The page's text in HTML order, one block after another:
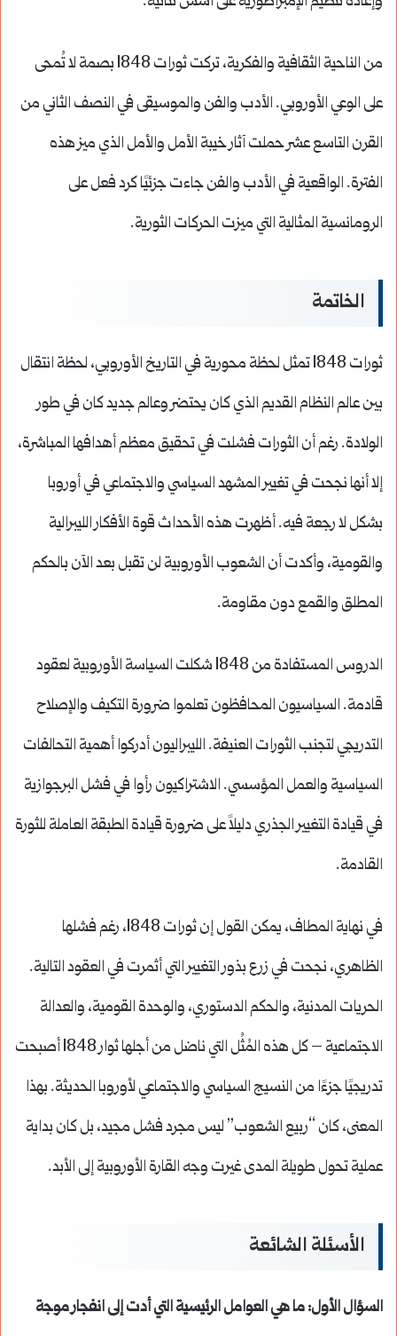
من الناحية الثقافية والفكرية، تركت ثورات 1848 بصمة لا تُمحى
على الوعي الأوروبي. الأدب والفن والموسيقى في النصف الثاني من
القرن التاسع عشر حملت آثار خيبة الأمل والأمل الذي ميز هذه
الفترة. الواقعية في الأدب والفن جاءت جزئيًا كرد فعل على
الرومانسية المثالية التي ميزت الحركات الثورية.
الخاتمة
ثورات 1848 تمثل لحظة محورية في التاريخ الأوروبي، لحظة انتقال
بين عالم النظام القديم الذي كان يحتضر وعالم جديد كان في طور
الولادة. رغم أن الثورات فشلت في تحقيق معظم أهدافها المباشرة،
إلا أنها نجحت في تغيير المشهد السياسي والاجتماعي في أوروبا
بشكل لا رجعة فيه. أظهرت هذه الأحداث قوة الأفكار الليبرالية
والقومية، وأكدت أن الشعوب الأوروبية لن تقبل بعد الآن بالحكم
المطلق والقمع دون مقاومة.
الدروس المستفادة من 1848 شكلت السياسة الأوروبية لعقود
قادمة. السياسيون المحافظون تعلموا ضرورة التكيف والإصلاح
التدريجي لتجنب الثورات العنيفة. الليبراليون أدركوا أهمية التحالفات
السياسية والعمل المؤسسي. الاشتراكيون رأوا في فشل البرجوازية
في قيادة التغيير الجذري دليلاً على ضرورة قيادة الطبقة العاملة للثورة
القادمة.
في نهاية المطاف، يمكن القول إن ثورات 1848، رغم فشلها
الظاهري، نجحت في زرع بذور التغيير التي أثمرت في العقود التالية.
الحريات المدنية، والحكم الدستوري، والوحدة القومية، والعدالة
الاجتماعية – كل هذه المُثُل التي ناضل من أجلها ثوار 1848 أصبحت
تدريجيًا جزءًا من النسيج السياسي والاجتماعي لأوروبا الحديثة. بهذا
المعنى، كان “ربيع الشعوب” ليس مجرد فشل مجيد، بل كان بداية
عملية تحول طويلة المدى غيرت وجه القارة الأوروبية إلى الأبد.
الأسئلة الشائعة
السؤال الأول: ما هي العوامل الرئيسية التي أدت إلى انفجار موجة